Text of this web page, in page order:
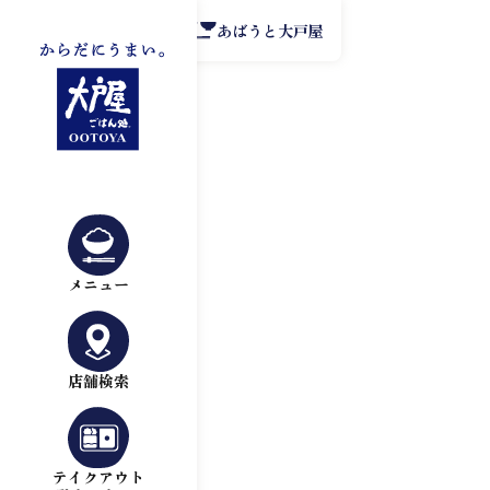
メニュー
店舗検索
テイクアウト
あばうと大戸屋